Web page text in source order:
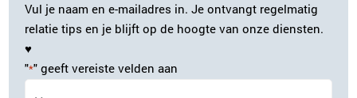
Vul je naam en e-mailadres in. Je ontvangt regelmatig
relatie tips en je blijft op de hoogte van onze diensten.
♥
"*" geeft vereiste velden aan